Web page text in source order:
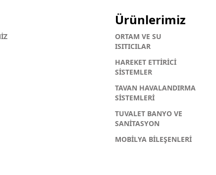
Ürünlerimiz
ORTAM VE SU
ISITICILAR
HAREKET ETTİRİCİ
SİSTEMLER
TAVAN HAVALANDIRMA
SİSTEMLERİ
TUVALET BANYO VE
SANİTASYON
MOBİLYA BİLEŞENLERİ